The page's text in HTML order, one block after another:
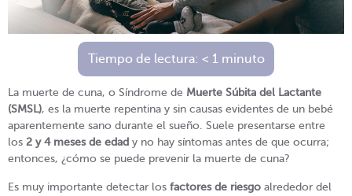
Tiempo de lectura: < 1 minuto
La muerte de cuna, o Síndrome de Muerte Súbita del Lactante
(SMSL), es la muerte repentina y sin causas evidentes de un bebé
aparentemente sano durante el sueño. Suele presentarse entre
los 2 y 4 meses de edad y no hay síntomas antes de que ocurra;
entonces, ¿cómo se puede prevenir la muerte de cuna?
Es muy importante detectar los factores de riesgo alrededor del